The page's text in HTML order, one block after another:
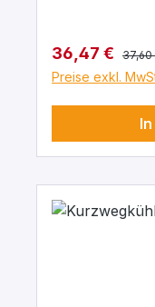
36,47 € 37,60
Preise exkl.